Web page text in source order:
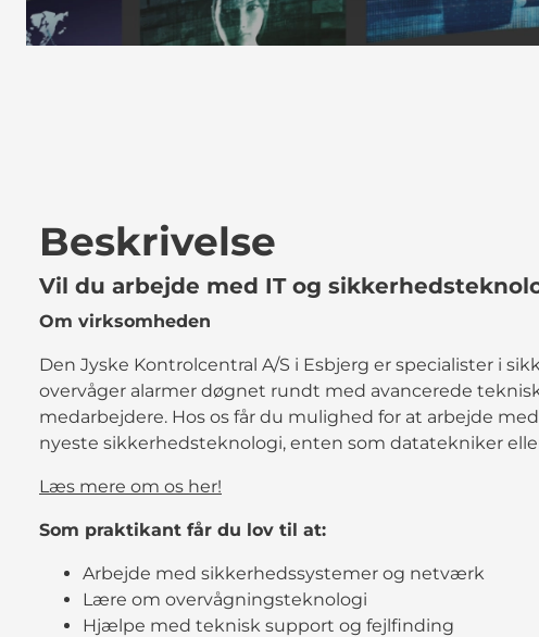
Beskrivelse
Vil du arbejde med IT og
Om virksomheden
Den Jyske Kontrolcentral A/S i Esbjerg er specialister i
overvåger alarmer døgnet rundt med avancerede
medarbejdere. Hos os får du mulighed for at arbejde
nyeste sikkerhedsteknologi, enten som datatekniker
Læs mere om os her!
Som praktikant får du lov til at:
Arbejde med sikkerhedssystemer og netværk
Lære om overvågningsteknologi
Hjælpe med teknisk support og fejlfinding